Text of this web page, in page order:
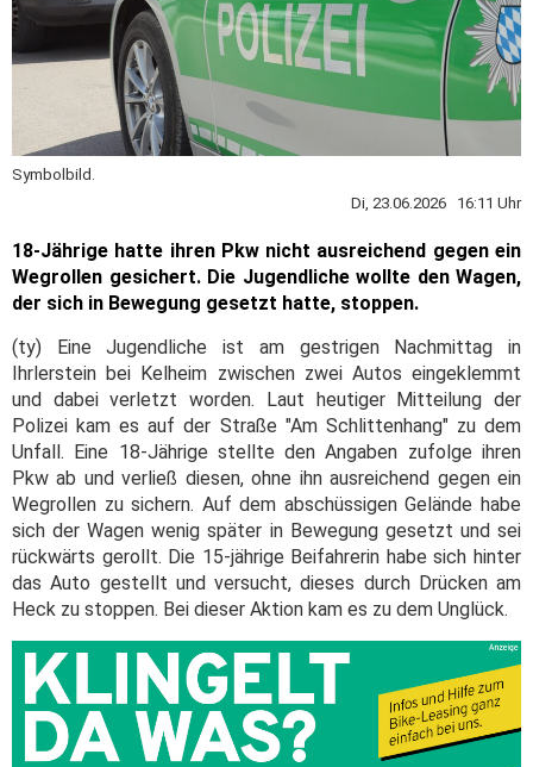
Symbolbild.
Di, 23.06.2026 16:11 Uhr
18-Jährige hatte ihren Pkw nicht ausreichend gegen ein
Wegrollen gesichert. Die Jugendliche wollte den Wagen,
der sich in Bewegung gesetzt hatte, stoppen.
(ty) Eine Jugendliche ist am gestrigen Nachmittag in
Ihrlerstein bei Kelheim zwischen zwei Autos eingeklemmt
und dabei verletzt worden. Laut heutiger Mitteilung der
Polizei kam es auf der Straße "Am Schlittenhang" zu dem
Unfall. Eine 18-Jährige stellte den Angaben zufolge ihren
Pkw ab und verließ diesen, ohne ihn ausreichend gegen ein
Wegrollen zu sichern. Auf dem abschüssigen Gelände habe
sich der Wagen wenig später in Bewegung gesetzt und sei
rückwärts gerollt. Die 15-jährige Beifahrerin habe sich hinter
das Auto gestellt und versucht, dieses durch Drücken am
Heck zu stoppen. Bei dieser Aktion kam es zu dem Unglück.